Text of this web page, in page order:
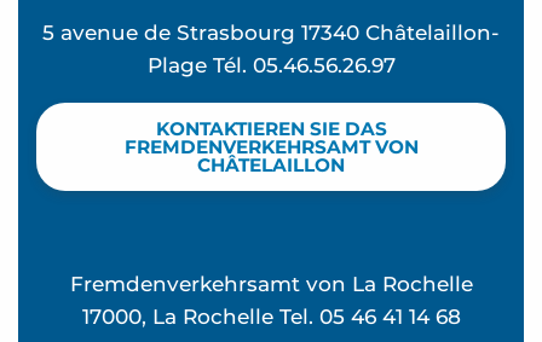
5 avenue de Strasbourg 17340 Châtelaillon-
Plage Tél. 05.46.56.26.97
KONTAKTIEREN SIE DAS
FREMDENVERKEHRSAMT VON
CHÂTELAILLON
Fremdenverkehrsamt von La Rochelle
17000, La Rochelle Tel. 05 46 41 14 68